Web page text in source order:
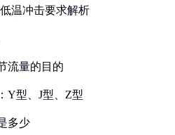
温冲击要求解析
流量的目的
Y型、J型、Z型
多少